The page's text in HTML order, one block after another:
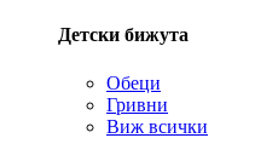
Детски бижута
Обеци
Гривни
Виж всички